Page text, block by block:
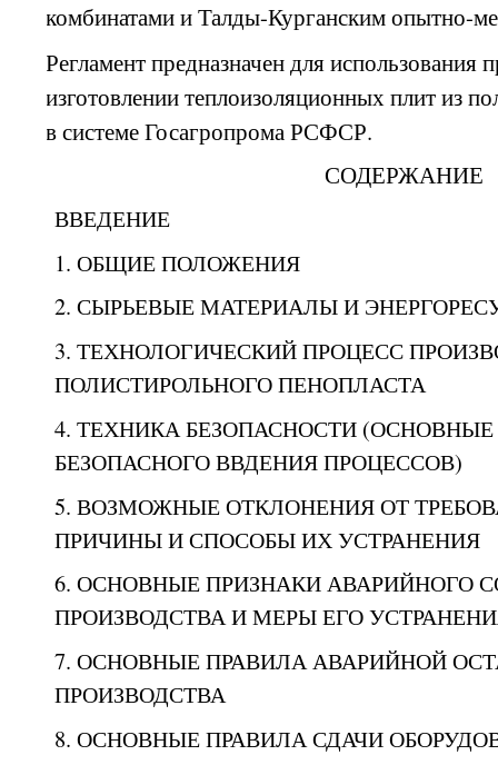
комбинатами и Талды-Курганским опытно-
Регламент предназначен для использования
изготовлении теплоизоляционных плит из
в системе Госагропрома РСФСР.
СОДЕРЖАНИЕ
ВВЕДЕНИЕ
1. ОБЩИЕПОЛОЖЕНИЯ
2. СЫРЬЕВЫЕ МАТЕРИАЛЫ И
3. ТЕХНОЛОГИЧЕСКИЙ ПРОЦЕСС
ПОЛИСТИРОЛЬНОГО ПЕНОПЛАСТА
4. ТЕХНИКА БЕЗОПАСНОСТИ
БЕЗОПАСНОГО ВВДЕНИЯ ПРОЦЕССОВ)
5. ВОЗМОЖНЫЕ ОТКЛОНЕНИЯ ОТ
ПРИЧИНЫ И СПОСОБЫ ИХ УСТРАНЕНИЯ
6. ОСНОВНЫЕ ПРИЗНАКИ АВАРИЙНОГО
ПРОИЗВОДСТВА И МЕРЫ ЕГО
7. ОСНОВНЫЕ ПРАВИЛА АВАРИЙНОЙ
ПРОИЗВОДСТВА
8. ОСНОВНЫЕ ПРАВИЛА СДАЧИ